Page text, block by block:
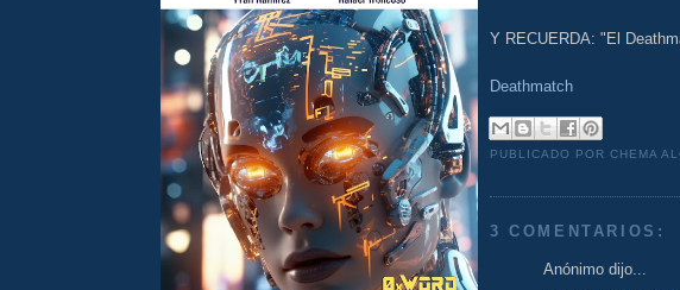
Y RECUERDA: "El
Deathmatch
PUBLICADO POR CHEMA
3 COMENTARIOS:
Anónimo dijo...